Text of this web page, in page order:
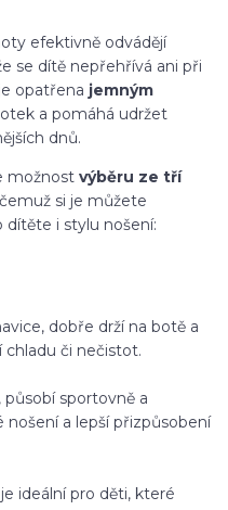
efektivně odvádějí
se dítě nepřehřívá ani při
opatřena jemným
a pomáhá udržet
dnů.
možnost výběru ze tří
si je můžete
i stylu nošení:
dobře drží na botě a
chladu či nečistot.
sportovně a
nošení a lepší přizpůsobení
ideální pro děti, které